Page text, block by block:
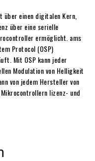
über einen digitalen Kern,
über eine serielle
ermöglicht. ams
Protocol (OSP)
Mit OSP kann jeder
Modulation von Helligkeit
von jedem Hersteller von
lizenz- und